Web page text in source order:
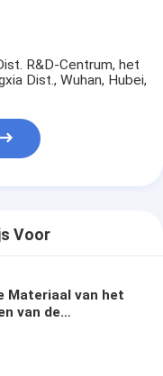
R&D-Centrum, het
Dist., Wuhan, Hubei,
Voor
Materiaal van het
van de